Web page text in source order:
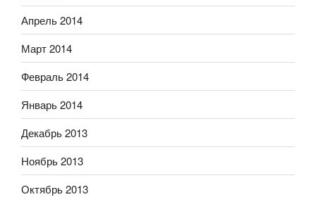
Апрель 2014
Март 2014
Февраль 2014
Январь 2014
Декабрь 2013
Ноябрь 2013
Октябрь 2013